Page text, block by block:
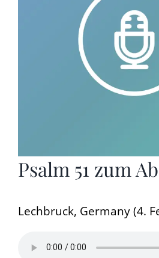
Psalm 51 zum
Lechbruck, Germany (4.